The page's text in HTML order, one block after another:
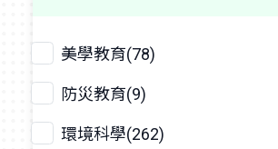
美學教育(78)
防災教育(9)
環境科學(262)